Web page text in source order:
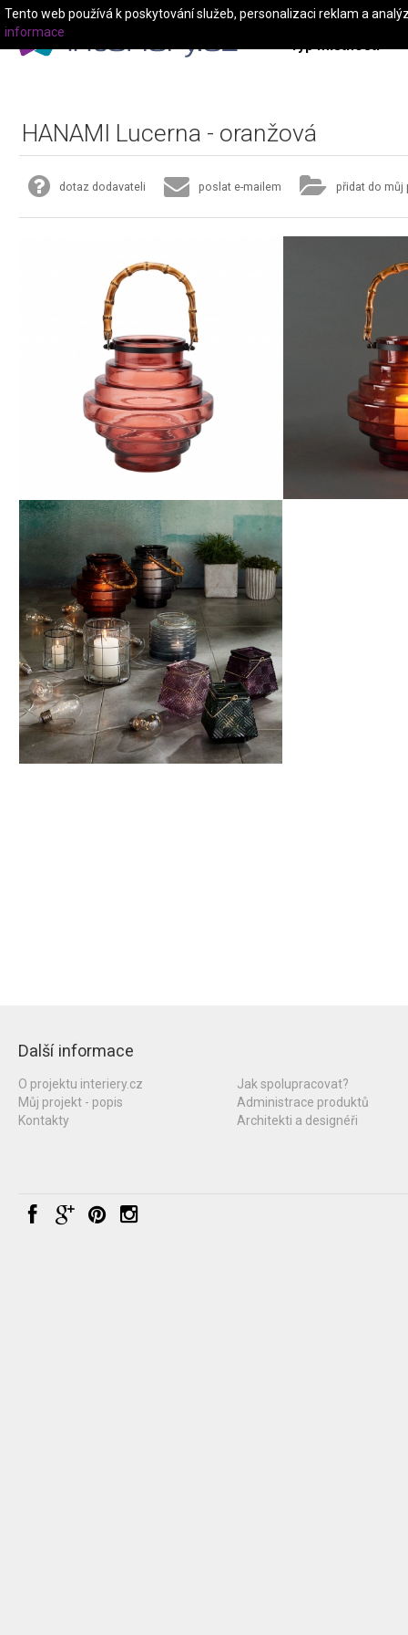
Typ místnosti
HANAMI Lucerna - oranžová
dotaz dodavateli poslat e-mailem přidat do můj
Další informace
O projektu interiery.cz
Můj projekt - popis
Kontakty
Jak spolupracovat?
Administrace produktů
Architekti a designéři
Tento web používá k poskytování služeb, personalizaci reklam a
informace